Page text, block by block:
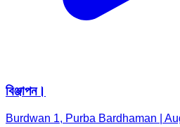
বিঞ্জাপন।
Burdwan 1, Purba Bardhaman |